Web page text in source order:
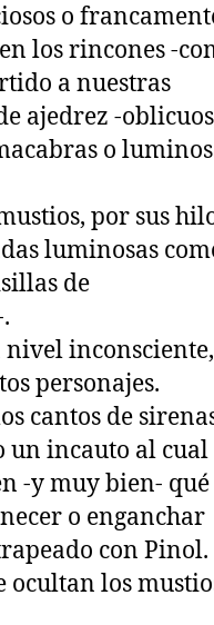
o
los rincones -
a nuestras
ajedrez -
o
por sus
luminosas
de
nivel inconsciente,
personajes.
cantos de
un incauto al cual
-y muy bien- qué
o enganchar
con Pinol.
ocultan los